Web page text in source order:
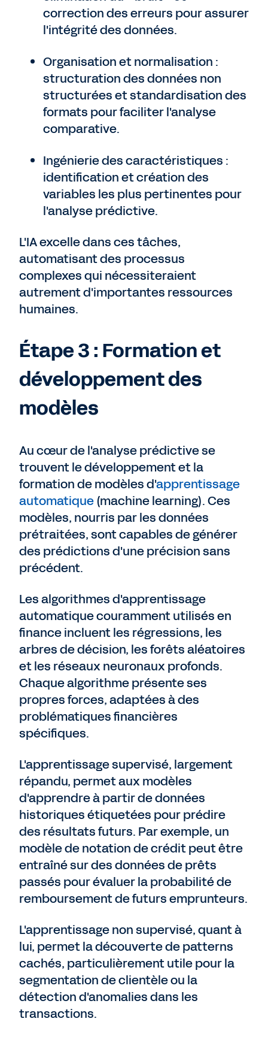
correction des erreurs pour assurer
l'intégrité des données.
Organisation et normalisation :
structuration des données non
structurées et standardisation des
formats pour faciliter l'analyse
comparative.
Ingénierie des caractéristiques :
identification et création des
variables les plus pertinentes pour
l'analyse prédictive.
L'IA excelle dans ces tâches,
automatisant des processus
complexes qui nécessiteraient
autrement d'importantes ressources
humaines.
Étape 3 : Formation et
développement des
modèles
Au cœur de l'analyse prédictive se
trouvent le développement et la
formation de modèles d'apprentissage
automatique(machine learning). Ces
modèles, nourris par les données
prétraitées, sont capables de générer
des prédictions d'une précision sans
précédent.
Les algorithmes d'apprentissage
automatique couramment utilisés en
finance incluent les régressions, les
arbres de décision, les forêts aléatoires
et les réseaux neuronaux profonds.
Chaque algorithme présente ses
propres forces, adaptées à des
problématiques financières
spécifiques.
L'apprentissage supervisé, largement
répandu, permet aux modèles
d'apprendre à partir de données
historiques étiquetées pour prédire
des résultats futurs. Par exemple, un
modèle de notation de crédit peut être
entraîné sur des données de prêts
passés pour évaluer la probabilité de
remboursement de futurs emprunteurs.
L'apprentissage non supervisé, quant à
lui, permet la découverte de patterns
cachés, particulièrement utile pour la
segmentation de clientèle ou la
détection d'anomalies dans les
transactions.